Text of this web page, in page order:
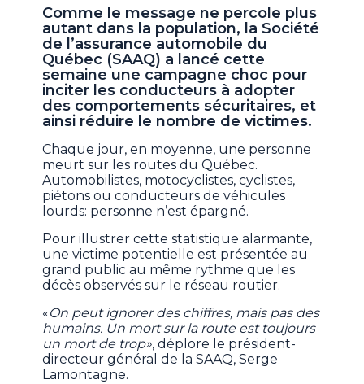
Comme le message ne percole plus
autant dans la population, la Société
de l’assurance automobile du
Québec (SAAQ) a lancé cette
semaine une campagne choc pour
inciter les conducteurs à adopter
des comportements sécuritaires, et
ainsi réduire le nombre de victimes.
Chaque jour, en moyenne, une personne
meurt sur les routes du Québec.
Automobilistes, motocyclistes, cyclistes,
piétons ou conducteurs de véhicules
lourds: personne n’est épargné.
Pour illustrer cette statistique alarmante,
une victime potentielle est présentée au
grand public au même rythme que les
décès observés sur le réseau routier.
«On peut ignorer des chiffres, mais pas des
humains. Un mort sur la route est toujours
un mort de trop», déplore le président-
directeur général de la SAAQ, Serge
Lamontagne.